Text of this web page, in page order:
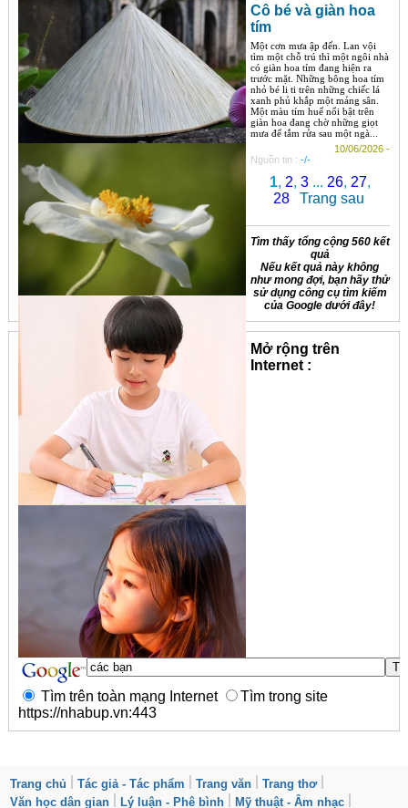
Cô bé và giàn hoa
tím
Một cơn mưa ập đến. Lan vội
tìm một chỗ trú thì một ngôi nhà
có giàn hoa tím đang hiện ra
trước mặt. Những bông hoa tím
nhỏ bé li ti trên những chiếc lá
xanh phủ khắp một mảng sân.
Một màu tím huế nổi bật trên
giàn hoa đang chờ những giọt
mưa để tắm rửa sau một ngà...
10/06/2026 -
Nguồn tin : -/-
1, 2, 3... 26, 27,
28
Trang sau
Tìm thấy tổng cộng 560 kết
quả
Nếu kết quả này không
như mong đợi, bạn hãy thử
sử dụng công cụ tìm kiếm
của Google dưới đây!
Mở rộng trên
Internet :
Tìm trên toàn mạng Internet
Tìm trong site
https://nhabup.vn:443
Trang chủ Tác giả - Tác phẩm Trang văn
Trang thơ
Văn học dân gian
Lý luận - Phê bình Mỹ thuật - Âm nhạc